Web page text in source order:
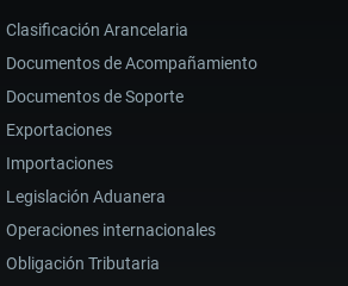
Clasificación Arancelaria
Documentos de Acompañamiento
Documentos de Soporte
Exportaciones
Importaciones
Legislación Aduanera
Operaciones internacionales
Obligación Tributaria